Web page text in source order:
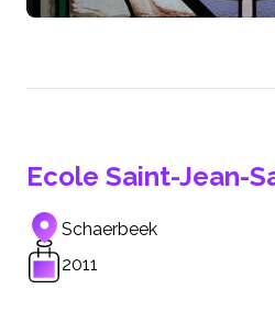
Ecole Saint-Jean-
Schaerbeek
2011